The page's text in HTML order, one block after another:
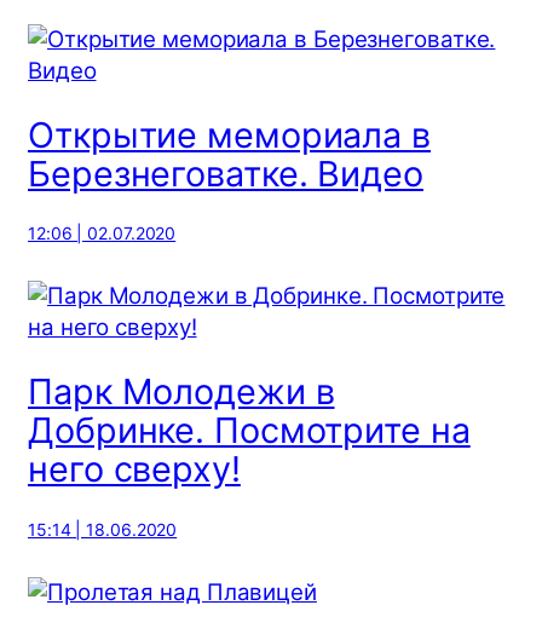
Открытие мемориала в
Березнеговатке. Видео
12:06 | 02.07.2020
Парк Молодежи в
Добринке. Посмотрите на
него сверху!
15:14 | 18.06.2020